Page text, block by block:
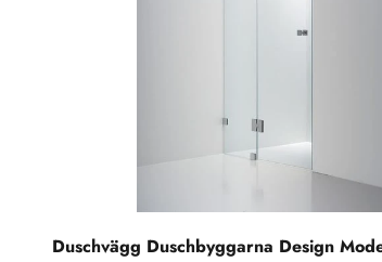
Duschvägg Duschbyggarna Design